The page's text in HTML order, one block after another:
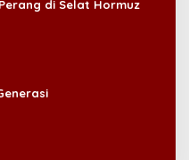
di Selat Hormuz